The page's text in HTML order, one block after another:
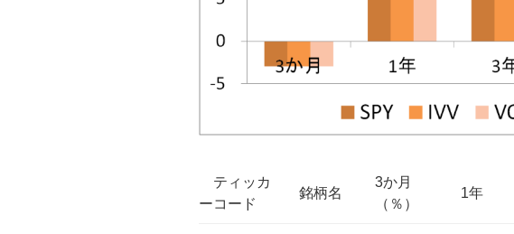
ティッカ
ーコード
銘柄名
3か月
（％）
1年